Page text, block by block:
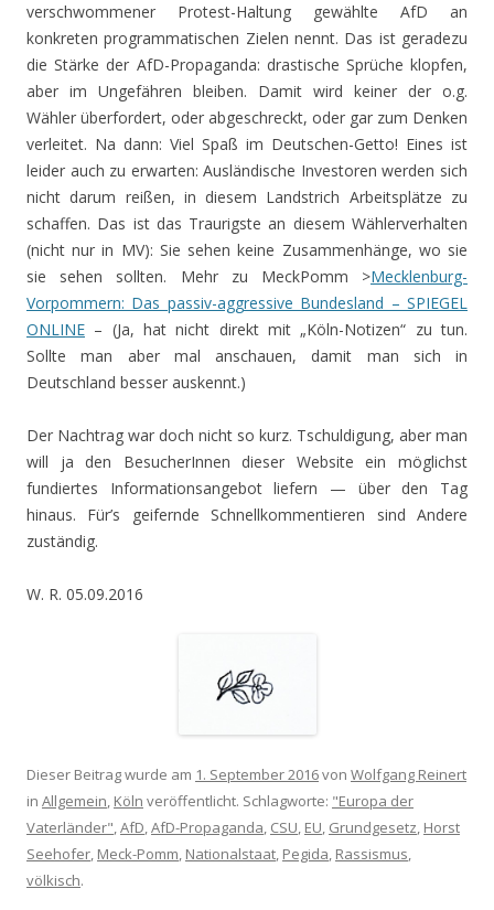
verschwommener Protest-Haltung gewählte AfD an
konkreten programmatischen Zielen nennt. Das ist geradezu
die Stärke der AfD-Propaganda: drastische Sprüche klopfen,
aber im Ungefähren bleiben. Damit wird keiner der o.g.
Wähler überfordert, oder abgeschreckt, oder gar zum Denken
verleitet. Na dann: Viel Spaß im Deutschen-Getto! Eines ist
leider auch zu erwarten: Ausländische Investoren werden sich
nicht darum reißen, in diesem Landstrich Arbeitsplätze zu
schaffen. Das ist das Traurigste an diesem Wählerverhalten
(nicht nur in MV): Sie sehen keine Zusammenhänge, wo sie
sie sehen sollten. Mehr zu MeckPomm >Mecklenburg-
Vorpommern: Das passiv-aggressive Bundesland – SPIEGEL
ONLINE – (Ja, hat nicht direkt mit „Köln-Notizen“ zu tun.
Sollte man aber mal anschauen, damit man sich in
Deutschland besser auskennt.)
Der Nachtrag war doch nicht so kurz. Tschuldigung, aber man
will ja den BesucherInnen dieser Website ein möglichst
fundiertes Informationsangebot liefern — über den Tag
hinaus. Für’s geifernde Schnellkommentieren sind Andere
zuständig.
W. R. 05.09.2016
Dieser Beitrag wurde am 1. September 2016von Wolfgang Reinert
in Allgemein, Köln veröffentlicht. Schlagworte: "Europa der
Vaterländer",AfD,AfD-Propaganda, CSU, EU, Grundgesetz, Horst
Seehofer, Meck-Pomm, Nationalstaat, Pegida, Rassismus,
völkisch.